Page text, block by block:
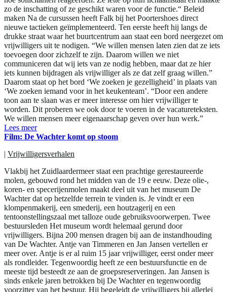
zo de inschatting of ze geschikt waren voor de functie.“ Beleid
maken Na de cursussen heeft Falk bij het Poortershoes direct
nieuwe tactieken geïmplementeerd. Ten eerste heeft hij langs de
drukke straat waar het buurtcentrum aan staat een bord neergezet om
vrijwilligers uit te nodigen. “We willen mensen laten zien dat ze iets
toevoegen door zichzelf te zijn. Daarom willen we niet
communiceren dat wij iets van ze nodig hebben, maar dat ze hier
iets kunnen bijdragen als vrijwilliger als ze dat zelf graag willen.”
Daarom staat op het bord ‘We zoeken je gezelligheid’ in plaats van
‘We zoeken iemand voor in het keukenteam’. “Door een andere
toon aan te slaan was er meer interesse om hier vrijwilliger te
worden. Dit proberen we ook door te voeren in de vacatureteksten.
We willen mensen meer eigenaarschap geven over hun werk.”
Lees meer
Film: De Wachter komt op stoom
| Vrijwilligersverhalen
Vlakbij het Zuidlaardermeer staat een prachtige gerestaureerde
molen, gebouwd rond het midden van de 19 e eeuw. Deze olie-,
koren- en specerijenmolen maakt deel uit van het museum De
Wachter dat op hetzelfde terrein te vinden is. Je vindt er een
klompenmakerij, een smederij, een houtzagerij en een
tentoonstellingszaal met talloze oude gebruiksvoorwerpen. Twee
bestuursleden Het museum wordt helemaal gerund door
vrijwilligers. Bijna 200 mensen dragen bij aan de instandhouding
van De Wachter. Antje van Timmeren en Jan Jansen vertellen er
meer over. Antje is er al ruim 15 jaar vrijwilliger, eerst onder meer
als rondleider. Tegenwoordig heeft ze een bestuursfunctie en de
meeste tijd besteedt ze aan de groepsreserveringen. Jan Jansen is
sinds enkele jaren betrokken bij De Wachter en tegenwoordig
voorzitter van het bestuur. Hij begeleidt de vrijwilligers bij allerlei